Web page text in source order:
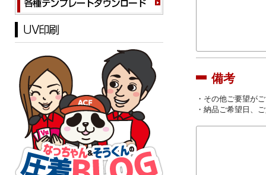
備考
・その他ご要望が
・納品ご希望日、